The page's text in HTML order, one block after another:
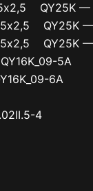
QY25K —
QY25K —
QY25K —
5A
6A
4